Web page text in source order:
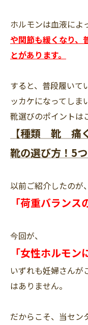
ホルモンは血液によ
や関節も緩くなり、
とがあります。
すると、普段履いて
ッカケになってしま
靴選びのポイントは
【種類 靴 痛
靴の選び方！5
以前ご紹介したのが、
「荷重バランス
今回が、
「女性ホルモン
いずれも妊婦さんが
はありません。
だからこそ、当セン